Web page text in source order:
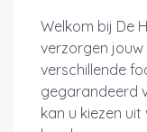
Welkom bij De
verzorgen jouw
verschillende
gegarandeerd
kan u kiezen uit